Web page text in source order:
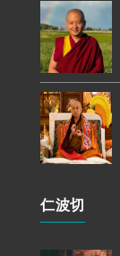
仁波切